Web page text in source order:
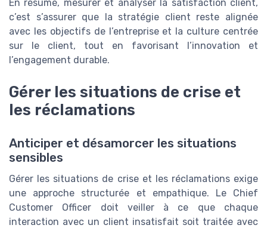
En résumé, mesurer et analyser la satisfaction client,
c’est s’assurer que la stratégie client reste alignée
avec les objectifs de l’entreprise et la culture centrée
sur le client, tout en favorisant l’innovation et
l’engagement durable.
Gérer les situations de crise et
les réclamations
Anticiper et désamorcer les situations
sensibles
Gérer les situations de crise et les réclamations exige
une approche structurée et empathique. Le Chief
Customer Officer doit veiller à ce que chaque
interaction avec un client insatisfait soit traitée avec